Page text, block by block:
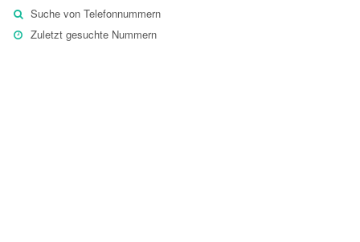
Suche von Telefonnummern
Zuletzt gesuchte Nummern